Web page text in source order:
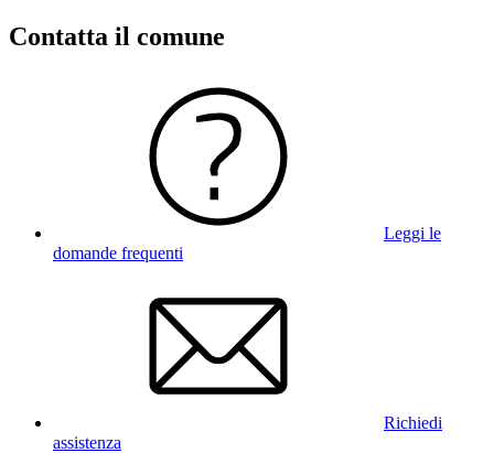
Contatta il comune
Leggi le
domande frequenti
Richiedi
assistenza